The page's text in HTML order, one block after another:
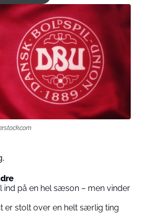
ind på en hel sæson – men vinder
er stolt over en helt særlig ting